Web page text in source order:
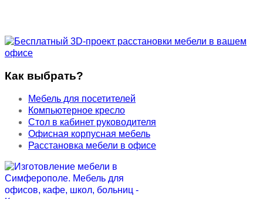
Как выбрать?
Мебель для посетителей
Компьютерное кресло
Стол в кабинет руководителя
Офисная корпусная мебель
Расстановка мебели в офисе